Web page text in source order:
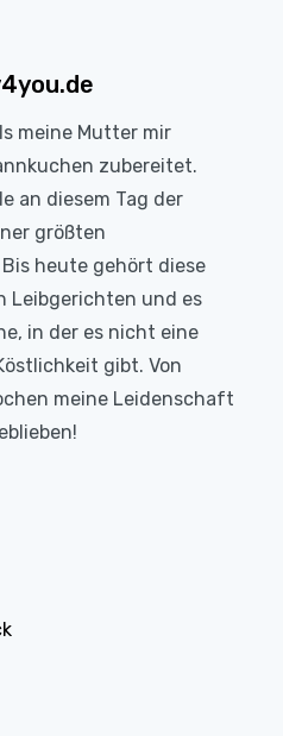
meine Mutter mir
zubereitet.
an diesem Tag der
größten
heute gehört diese
Leibgerichten und es
in der es nicht eine
gibt. Von
meine Leidenschaft